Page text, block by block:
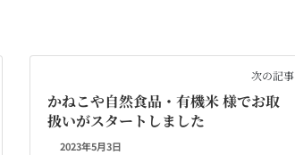
次の記事
かねこや自然食品・有機米 様でお取
扱いがスタートしました
2023年5月3日